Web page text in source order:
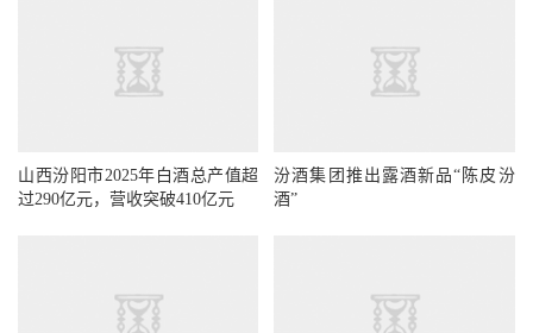
山西汾阳市2025年白酒总产值超
过290亿元，营收突破410亿元
汾酒集团推出露酒新品“陈皮汾
酒”